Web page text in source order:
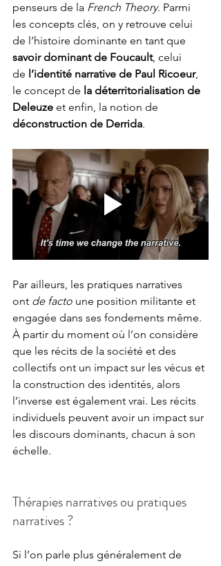
penseurs de la French Theory. Parmi
les concepts clés, on y retrouve celui
de l’histoire dominante en tant que
savoir dominant de Foucault, celui
de l’identité narrative de Paul Ricoeur,
le concept de la déterritorialisation de
Deleuze et enfin, la notion de
déconstruction de Derrida.
Par ailleurs, les pratiques narratives
ont de facto une position militante et
engagée dans ses fondements même.
À partir du moment où l’on considère
que les récits de la société et des
collectifs ont un impact sur les vécus et
la construction des identités, alors
l’inverse est également vrai. Les récits
individuels peuvent avoir un impact sur
les discours dominants, chacun à son
échelle.
Thérapies narratives ou pratiques
narratives ?
Si l’on parle plus généralement de